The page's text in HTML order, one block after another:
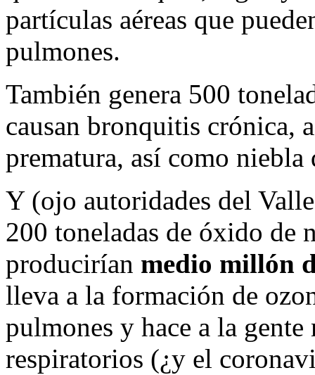
partículas aéreas que
pulmones.
También genera 500
causan bronquitis crónica,
prematura, así como
Y (ojo autoridades del
200 toneladas de óxido de
producirían medio millón
lleva a la formación de
pulmones y hace a la gente
respiratorios (¿y el